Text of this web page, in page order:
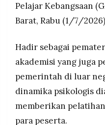
Pelajar Kebangsaan
Barat, Rabu (1/7/
Hadir sebagai
akademisi yang juga
pemerintah di luar
dinamika psikologis
memberikan
para peserta.